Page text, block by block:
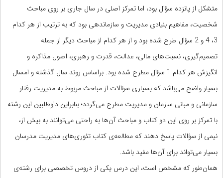
متشکل از پانزده سؤال بود، اما تمرکز اصلی در سال جاری بر روی مباحث
شخصیت، مفاهیم بنیادی مدیریت و سازماندهی بود که به ترتیب از هر کدام
3، 4 و 2 سؤال طرح شده بود و از هر کدام از مباحث دیگر از جمله
تصمیم‌گیری، نسبت‌های مالی، عدالت، قدرت و رهبری، اصول مذاکره و
انگیزش هر کدام 1 سؤال مطرح شده بود. براساس روند سال گذشته و امسال
بسیار واضح می‌باشد که بسیاری سؤالات از مباحث مربوط به مدیریت رفتار
سازمانی و مبانی سازمان و مدیریت مطرح می‌گردد؛ بنابراین داوطلبین این رشته
با تمرکز بر روی این دو کتاب و مباحث آن‌ها به راحتی می‌توانند به بیش از،
نیمی از سؤالات پاسخ دهند که مطالعه‌ی کتاب تئوری‌های مدیریت مدرسان
بسیار می‌تواند برای آن‌ها مفید باشد.
همان‌طور که مشخص است، این درس یکی از دروس تخصصی برای رشته‌ی